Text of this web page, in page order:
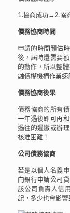
1.協商成功→2.協
債務協商時間
申請的時間預估
後，屆時還需要
的動作，所以整
融債權機構作業速
債務協商後果
債務協商的所有
一年過後即可再
過往的遲繳或辦
核准困難！
公司債務協商
若是以個人名義
向銀行申請公司
該公司負責人信
記，多少也會影響